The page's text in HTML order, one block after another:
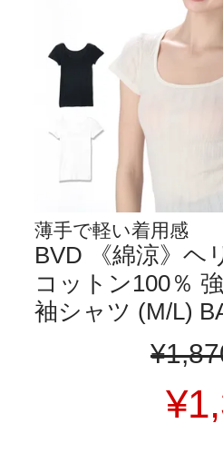
薄手で軽い着用感
BVD 《綿涼》ヘ
コットン100％
袖シャツ (M/L)
¥
¥